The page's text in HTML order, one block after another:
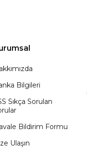
Bilgileri
Sıkça Sorulan
Bildirim Formu
Ulaşın